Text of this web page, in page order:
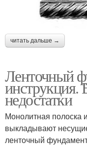
читать дальше →
Ленточный
инструкция.
недостатки
Монолитная полоска
выкладывают
ленточный